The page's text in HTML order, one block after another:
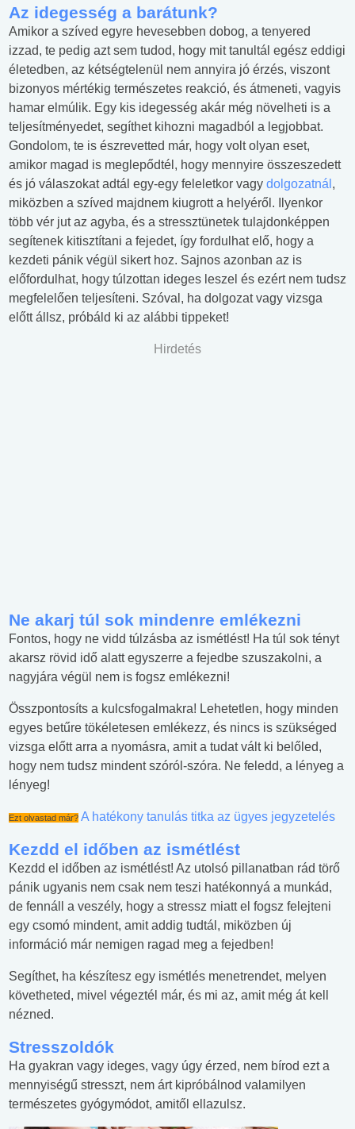
Az idegesség a barátunk?
Amikor a szíved egyre hevesebben dobog, a tenyered
izzad, te pedig azt sem tudod, hogy mit tanultál egész eddigi
életedben, az kétségtelenül nem annyira jó érzés, viszont
bizonyos mértékig természetes reakció, és átmeneti, vagyis
hamar elmúlik. Egy kis idegesség akár még növelheti is a
teljesítményedet, segíthet kihozni magadból a legjobbat.
Gondolom, te is észrevetted már, hogy volt olyan eset,
amikor magad is meglepődtél, hogy mennyire összeszedett
és jó válaszokat adtál egy-egy feleletkor vagy dolgozatnál ,
miközben a szíved majdnem kiugrott a helyéről. Ilyenkor
több vér jut az agyba, és a stressztünetek tulajdonképpen
segítenek kitisztítani a fejedet, így fordulhat elő, hogy a
kezdeti pánik végül sikert hoz. Sajnos azonban az is
előfordulhat, hogy túlzottan ideges leszel és ezért nem tudsz
megfelelően teljesíteni. Szóval, ha dolgozat vagy vizsga
előtt állsz, próbáld ki az alábbi tippeket!
Hirdetés
Ne akarj túl sok mindenre emlékezni
Fontos, hogy ne vidd túlzásba az ismétlést! Ha túl sok tényt
akarsz rövid idő alatt egyszerre a fejedbe szuszakolni, a
nagyjára végül nem is fogsz emlékezni!
Összpontosíts a kulcsfogalmakra! Lehetetlen, hogy minden
egyes betűre tökéletesen emlékezz, és nincs is szükséged
vizsga előtt arra a nyomásra, amit a tudat vált ki belőled,
hogy nem tudsz mindent szóról-szóra. Ne feledd, a lényeg a
lényeg!
Ezt olvastad már? A hatékony tanulás titka az ügyes jegyzetelés
Kezdd el időben az ismétlést
Kezdd el időben az ismétlést! Az utolsó pillanatban rád törő
pánik ugyanis nem csak nem teszi hatékonnyá a munkád,
de fennáll a veszély, hogy a stressz miatt el fogsz felejteni
egy csomó mindent, amit addig tudtál, miközben új
információ már nemigen ragad meg a fejedben!
Segíthet, ha készítesz egy ismétlés menetrendet, melyen
követheted, mivel végeztél már, és mi az, amit még át kell
nézned.
Stresszoldók
Ha gyakran vagy ideges, vagy úgy érzed, nem bírod ezt a
mennyiségű stresszt, nem árt kipróbálnod valamilyen
természetes gyógymódot, amitől ellazulsz.